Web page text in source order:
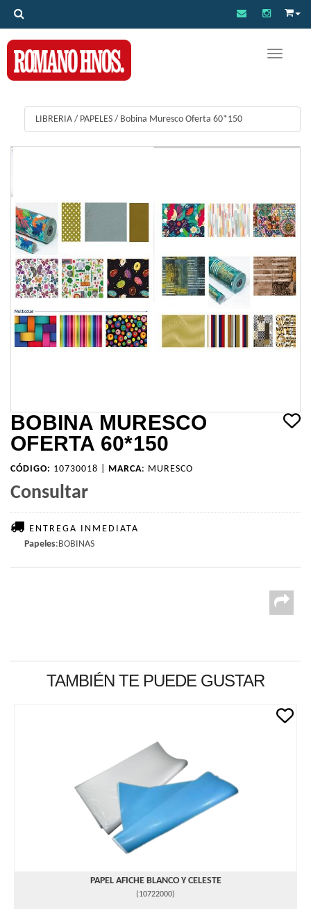
Toggle
LIBRERIA / PAPELES / Bobina Muresco Oferta 60*150
BOBINA MURESCO
OFERTA 60*150
CÓDIGO: 10730018 | MARCA: MURESCO
Consultar
ENTREGA INMEDIATA
Papeles:BOBINAS
TAMBIÉN TE PUEDE GUSTAR
PAPEL AFICHE BLANCO Y CELESTE
(10722000)